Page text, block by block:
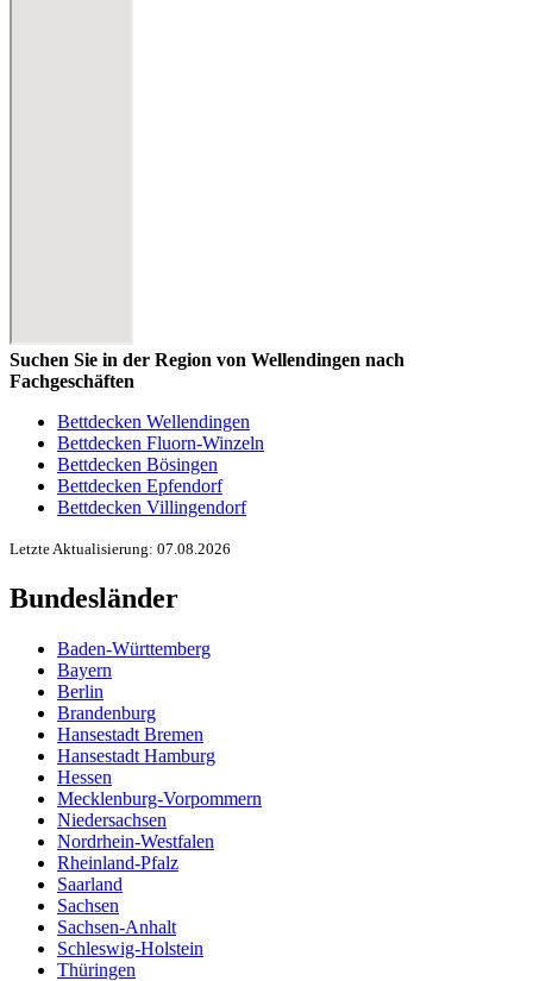
Suchen Sie in der Region von Wellendingen nach
Fachgeschäften
Bettdecken Wellendingen
Bettdecken Fluorn-Winzeln
Bettdecken Bösingen
Bettdecken Epfendorf
Bettdecken Villingendorf
Letzte Aktualisierung: 07.08.2026
Bundesländer
Baden-Württemberg
Bayern
Berlin
Brandenburg
Hansestadt Bremen
Hansestadt Hamburg
Hessen
Mecklenburg-Vorpommern
Niedersachsen
Nordrhein-Westfalen
Rheinland-Pfalz
Saarland
Sachsen
Sachsen-Anhalt
Schleswig-Holstein
Thüringen